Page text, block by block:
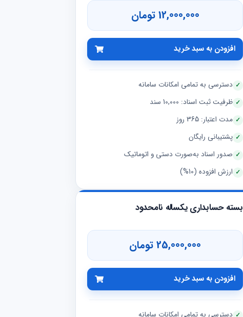
12,000,000 تومان
افزودن به سبد خرید
دسترسی به تمامی امکانات سامانه
ظرفیت ثبت اسناد: 10,000 سند
مدت اعتبار: 365 روز
پشتیبانی رایگان
صدور اسناد به‌صورت دستی و اتوماتیک
ارزش افزوده (10%)
بسته حسابداری یکساله نامحدود
25,000,000 تومان
افزودن به سبد خرید
دسترسی به تمامی امکانات سامانه